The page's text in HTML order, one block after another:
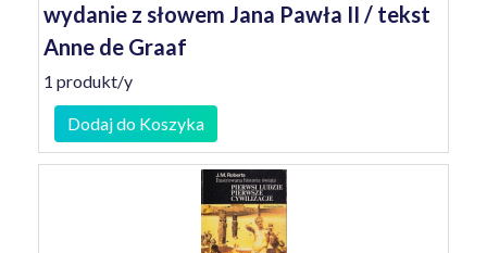
wydanie z słowem Jana Pawła II / tekst
Anne de Graaf
1 produkt/y
Dodaj do Koszyka